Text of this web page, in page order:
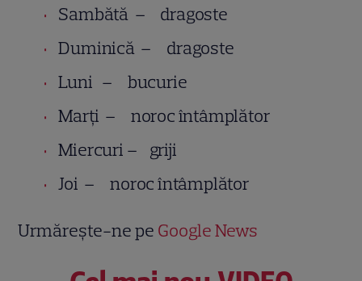
Sambătă – dragoste
Duminică – dragoste
Luni – bucurie
Marţi – noroc întâmplător
Miercuri – griji
Joi – noroc întâmplător
Urmărește-ne pe Google News